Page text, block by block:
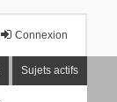
Connexion
Sujets actifs